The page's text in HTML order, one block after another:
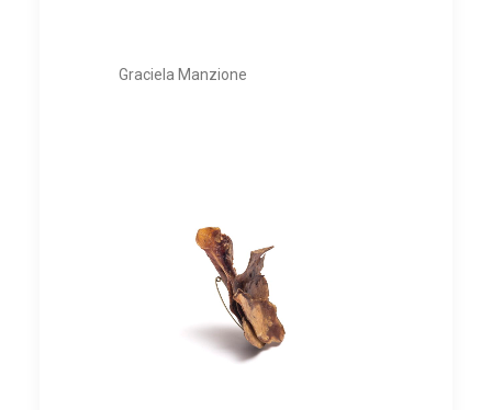
Graciela Manzione